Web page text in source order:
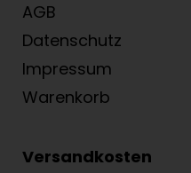
AGB
Datenschutz
Impressum
Warenkorb
Versandkosten